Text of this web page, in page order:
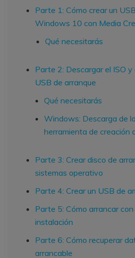
Parte 1: Cómo crear un
Windows 10 con Media
Qué necesitarás
Parte 2: Descargar el ISO y
USB de arranque
Qué necesitarás
Windows: Descarga de
herramienta de creación
Parte 3: Crear disco de
sistemas operativo
Parte 4: Crear un USB de
Parte 5: Cómo arrancar
instalación
Parte 6: Cómo recuperar
arrancable